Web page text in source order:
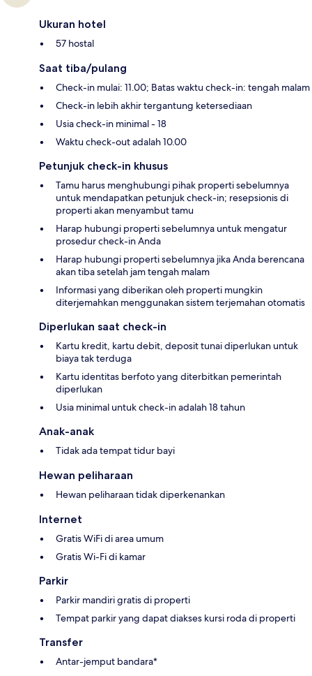
Ukuran hotel
57 hostal
Saat tiba/pulang
Check-in mulai: 11.00; Batas waktu check-in: tengah malam
Check-in lebih akhir tergantung ketersediaan
Usia check-in minimal - 18
Waktu check-out adalah 10.00
Petunjuk check-in khusus
Tamu harus menghubungi pihak properti sebelumnya
untuk mendapatkan petunjuk check-in; resepsionis di
properti akan menyambut tamu
Harap hubungi properti sebelumnya untuk mengatur
prosedur check-in Anda
Harap hubungi properti sebelumnya jika Anda berencana
akan tiba setelah jam tengah malam
Informasi yang diberikan oleh properti mungkin
diterjemahkan menggunakan sistem terjemahan otomatis
Diperlukan saat check-in
Kartu kredit, kartu debit, deposit tunai diperlukan untuk
biaya tak terduga
Kartu identitas berfoto yang diterbitkan pemerintah
diperlukan
Usia minimal untuk check-in adalah 18 tahun
Anak-anak
Tidak ada tempat tidur bayi
Hewan peliharaan
Hewan peliharaan tidak diperkenankan
Internet
Gratis WiFi di area umum
Gratis Wi-Fi di kamar
Parkir
Parkir mandiri gratis di properti
Tempat parkir yang dapat diakses kursi roda di properti
Transfer
Antar-jemput bandara*